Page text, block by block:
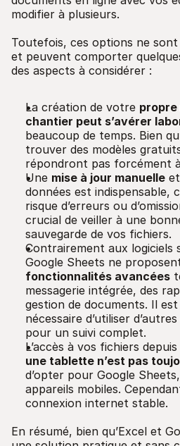
modifier à plusieurs.
Toutefois, ces options ne sont
et peuvent comporter
des aspects à considérer :
La création de votre propre
chantier peut s’avérer
beaucoup de temps. Bien
trouver des modèles
répondront pas forcément
Une mise à jour manuelle
données est indispensable,
risque d’erreurs ou
crucial de veiller à une
sauvegarde de vos fichiers.
Contrairement aux logiciels
Google Sheets ne
fonctionnalités avancées
messagerie intégrée, des
gestion de documents. Il
nécessaire d’utiliser
pour un suivi complet.
L’accès à vos fichiers
une tablette n’est pas
d’opter pour Google
appareils mobiles.
connexion internet stable.
En résumé, bien qu’Excel et